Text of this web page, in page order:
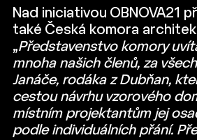
Nad iniciativou OBNOVA21
také Česká komora
„Představenstvo komory
mnoha našich členů, za
Janáče, rodáka z Dubňan,
cestou návrhu vzorového
místním projektantům jej
podle individuálních přání.